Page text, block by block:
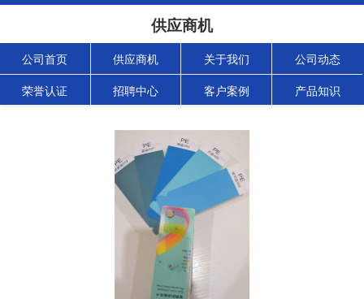
供应商机
公司首页 供应商机 关于我们 公司动态
荣誉认证 招聘中心 客户案例 产品知识